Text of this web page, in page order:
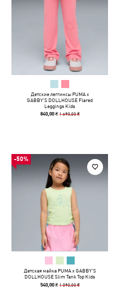
Детские леггинсы PUMA x
GABBY'S DOLLHOUSE Flared
Leggings Kids
840,00 ₴ 1 690,00 ₴
-50%
Детская майка PUMA x GABBY'S
DOLLHOUSE Slim Tank Top Kids
540,00 ₴ 1 090,00 ₴